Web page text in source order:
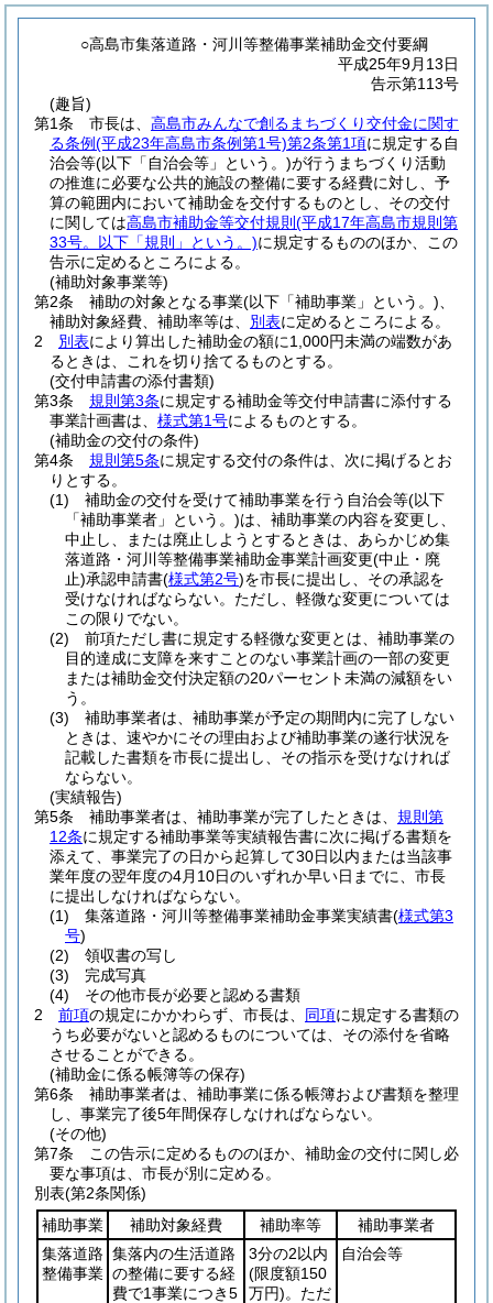
○高島市集落道路・河川等整備事業補助金交付要綱
平成25年9月13日
告示第113号
(趣旨)
第1条
市長は、 高島市みんなで創るまちづくり交付金に関す
る条例(平成23年高島市条例第1号)第2条第1項に規定する自
治会等(以下「自治会等」という。)が行うまちづくり活動
の推進に必要な公共的施設の整備に要する経費に対し、予
算の範囲内において補助金を交付するものとし、その交付
に関しては高島市補助金等交付規則 (平成17年高島市規則第
33号。以下「規則」という。)に規定するもののほか、この
告示に定めるところによる。
(補助対象事業等)
第2条
補助の対象となる事業(以下「補助事業」という。)
補助対象経費、補助率等は、 別表に定めるところによる。
2
別表により算出した補助金の額に1,000円未満の端数があ
るときは、これを切り捨てるものとする。
(交付申請書の添付書類)
第3条
規則第3条に規定する補助金等交付申請書に添付する
事業計画書は、 様式第1号によるものとする。
(補助金の交付の条件)
第4条
規則第5条に規定する交付の条件は、次に掲げるとお
りとする。
(1)
補助金の交付を受けて補助事業を行う自治会等(以下
「補助事業者」という。)は、補助事業の内容を変更し、
中止し、または廃止しようとするときは、あらかじめ集
落道路・河川等整備事業補助金事業計画変更(中止・廃
止)承認申請書(様式第2号)を市長に提出し、その承認を
受けなければならない。 ただし、軽微な変更については
この限りでない。
(2)
前項ただし書に規定する軽微な変更とは、補助事業の
目的達成に支障を来すことのない事業計画の一部の変更
または補助金交付決定額の20パーセント未満の減額をい
う。
(3)
補助事業者は、補助事業が予定の期間内に完了しない
ときは、速やかにその理由および補助事業の遂行状況を
記載した書類を市長に提出し、その指示を受けなければ
ならない。
(実績報告)
第5条
補助事業者は、補助事業が完了したときは、 規則第
12条に規定する補助事業等実績報告書に次に掲げる書類を
添えて、事業完了の日から起算して30日以内または当該事
業年度の翌年度の4月10日のいずれか早い日までに、市長
に提出しなければならない。
(1)
集落道路・河川等整備事業補助金事業実績書(様式第3
号)
(2)
領収書の写し
(3)
完成写真
(4)
その他市長が必要と認める書類
2
前項の規定にかかわらず、市長は、 同項に規定する書類の
うち必要がないと認めるものについては、その添付を省略
させることができる。
(補助金に係る帳簿等の保存)
第6条
補助事業者は、補助事業に係る帳簿および書類を整理
し、事業完了後5年間保存しなければならない。
(その他)
第7条
この告示に定めるもののほか、補助金の交付に関し必
要な事項は、市長が別に定める。
別表(第2条関係)
補助事業
補助対象経費 補助率等
補助事業者
集落道路
整備事業
集落内の生活道路
の整備に要する経
費で1事業につき5
3分の2以内
(限度額150
万円)。ただ
自治会等